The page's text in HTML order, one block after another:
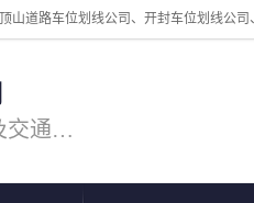
专注道路标线施工，专业的道路标线及交通设施施工服务商!